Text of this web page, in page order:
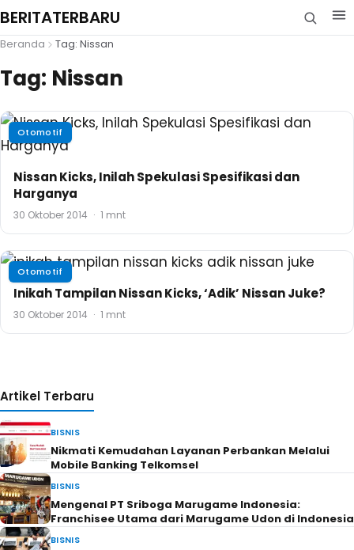
BERITATERBARU
Beranda Tag: Nissan
Tag: Nissan
Otomotif
Nissan Kicks, Inilah Spekulasi Spesifikasi dan
Harganya
30 Oktober 2014 · 1 mnt
Otomotif
Inikah Tampilan Nissan Kicks, ‘Adik’ Nissan Juke?
30 Oktober 2014 · 1 mnt
Artikel Terbaru
BISNIS
Nikmati Kemudahan Layanan Perbankan Melalui
Mobile Banking Telkomsel
BISNIS
Mengenal PT Sriboga Marugame Indonesia:
Franchisee Utama dari Marugame Udon di Indonesia
BISNIS